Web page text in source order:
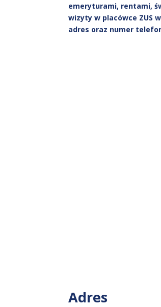
emeryturami, rentami,
wizyty w placówce ZUS
adres oraz numer
Adres